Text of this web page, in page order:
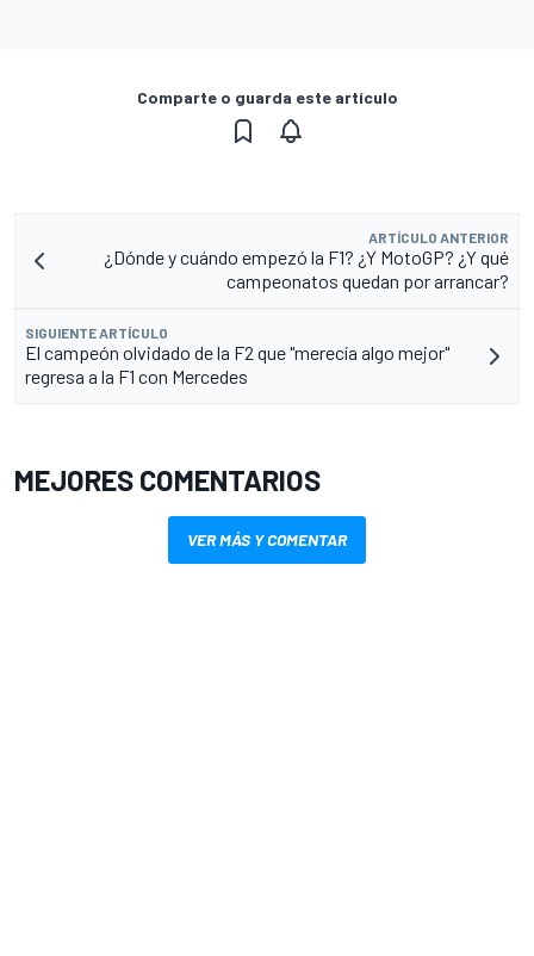
Comparte o guarda este artículo
ARTÍCULO ANTERIOR
¿Dónde y cuándo empezó la F1? ¿Y MotoGP? ¿Y qué
campeonatos quedan por arrancar?
SIGUIENTE ARTÍCULO
El campeón olvidado de la F2 que "merecía algo mejor"
regresa a la F1 con Mercedes
MEJORES COMENTARIOS
VER MÁS Y COMENTAR